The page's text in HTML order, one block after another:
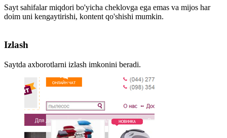
Sayt sahifalar miqdori bo'yicha cheklovga ega emas va mijos har
doim uni kengaytirishi, kontent qo'shishi mumkin.
Izlash
Saytda axborotlarni izlash imkonini beradi.